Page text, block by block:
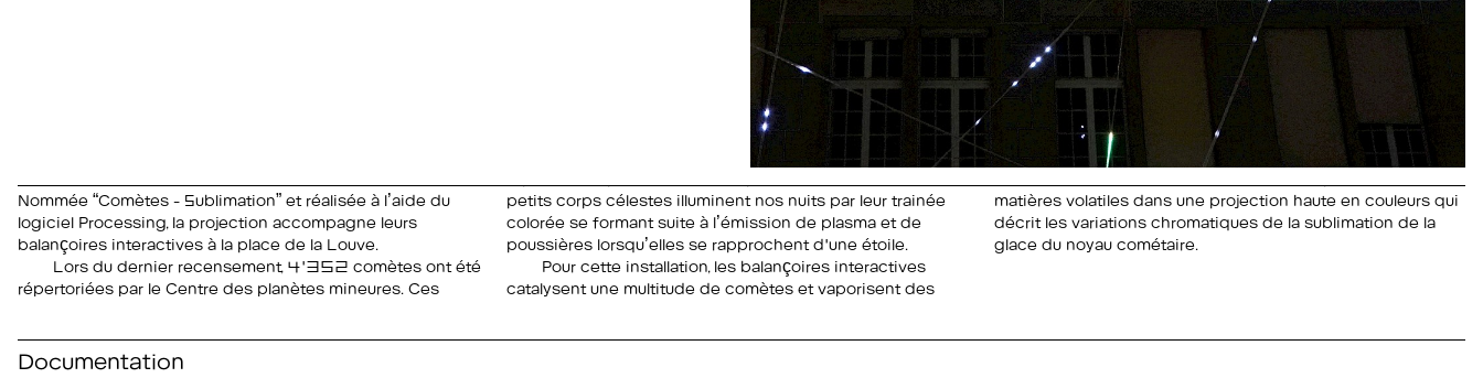
Nommée “Comètes - Sublimation” et réalisée à l’aide du
logiciel Processing, la projection accompagne leurs
balançoires interactives à la place de la Louve.
Lors du dernier recensement, 4'352 comètes ont été
répertoriées par le Centre des planètes mineures. Ces
petits corps célestes illuminent nos nuits par leur trainée
colorée se formant suite à l’émission de plasma et de
poussières lorsqu’elles se rapprochent d'une étoile.
Pour cette installation, les balançoires interactives
catalysent une multitude de comètes et vaporisent des
matières volatiles dans une projection haute en couleurs qui
décrit les variations chromatiques de la sublimation de la
glace du noyau cométaire.
Documentation